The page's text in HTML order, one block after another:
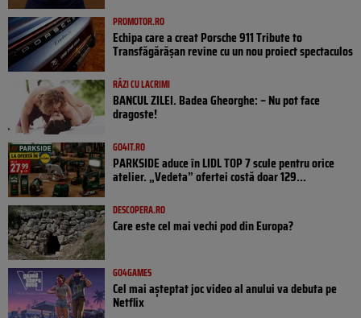
PROMOTOR.RO
Echipa care a creat Porsche 911 Tribute to
Transfăgărășan revine cu un nou proiect spectaculos
RÂZI CU LACRIMI
BANCUL ZILEI. Badea Gheorghe: – Nu pot face
dragoste!
GO4IT.RO
PARKSIDE aduce în LIDL TOP 7 scule pentru orice
atelier. „Vedeta” ofertei costă doar 129...
DESCOPERA.RO
Care este cel mai vechi pod din Europa?
GO4GAMES
Cel mai așteptat joc video al anului va debuta pe
Netflix